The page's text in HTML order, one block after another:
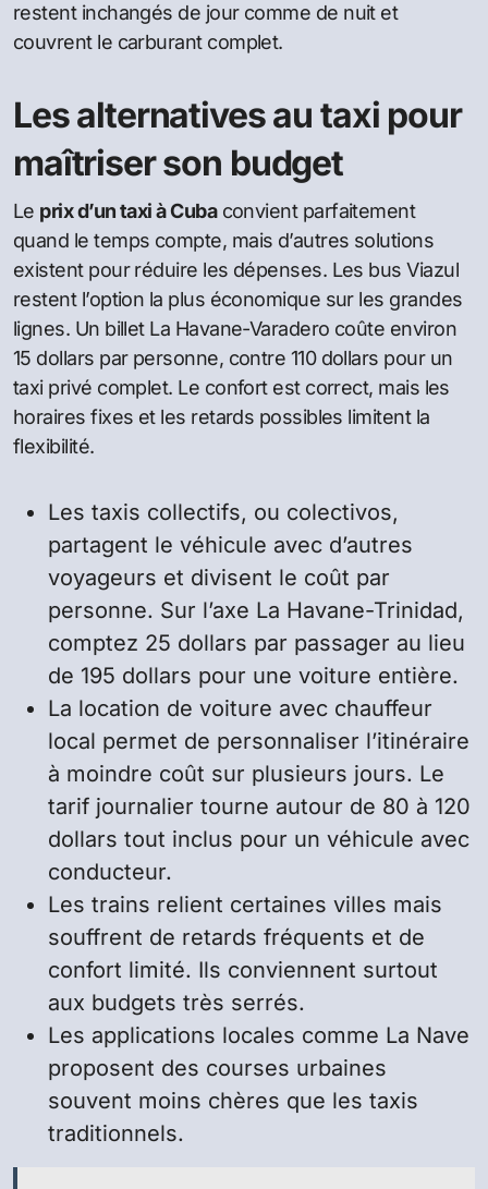
restent inchangés de jour comme de nuit et
couvrent le carburant complet.
Les alternatives au taxi pour
maîtriser son budget
Le prix d’un taxi à Cubaconvient parfaitement
quand le temps compte, mais d’autres solutions
existent pour réduire les dépenses. Les bus Viazul
restent l’option la plus économique sur les grandes
lignes. Un billet La Havane-Varadero coûte environ
15 dollars par personne, contre 110 dollars pour un
taxi privé complet. Le confort est correct, mais les
horaires fixes et les retards possibles limitent la
flexibilité.
Les taxis collectifs, ou colectivos,
partagent le véhicule avec d’autres
voyageurs et divisent le coût par
personne. Sur l’axe La Havane-Trinidad,
comptez 25 dollars par passager au lieu
de 195 dollars pour une voiture entière.
La location de voiture avec chauffeur
local permet de personnaliser l’itinéraire
à moindre coût sur plusieurs jours. Le
tarif journalier tourne autour de 80 à 120
dollars tout inclus pour un véhicule avec
conducteur.
Les trains relient certaines villes mais
souffrent de retards fréquents et de
confort limité. Ils conviennent surtout
aux budgets très serrés.
Les applications locales comme La Nave
proposent des courses urbaines
souvent moins chères que les taxis
traditionnels.